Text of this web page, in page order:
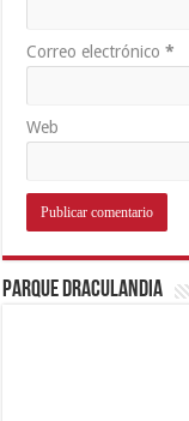
Correo electrónico*
Web
Parque Draculandia